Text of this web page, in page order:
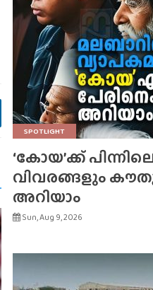
SPOTLIGHT
‘കോയ’ക്ക്
വിവരങ്ങളും
അറിയാം
Sun, Aug 9, 2026